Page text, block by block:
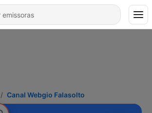
Canal Webgio Falasolto